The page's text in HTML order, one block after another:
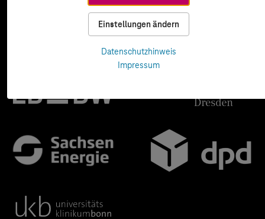
Einstellungen ändern
Datenschutzhinweis
Impressum